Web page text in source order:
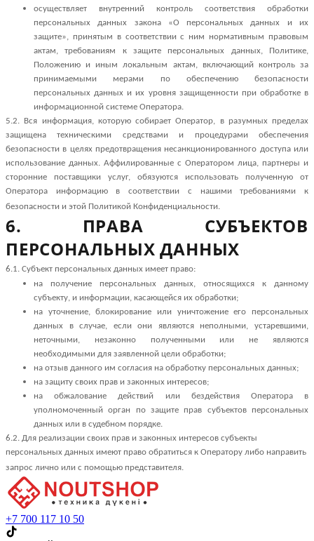
осуществляет внутренний контроль соответствия обработки
персональных данных закона «О персональных данных и их
защите», принятым в соответствии с ним нормативным правовым
актам, требованиям к защите персональных данных, Политике,
Положению и иным локальным актам, включающий контроль за
принимаемыми мерами по обеспечению безопасности
персональных данных и их уровня защищенности при обработке в
информационной системе Оператора.
5.2. Вся информация, которую собирает Оператор, в разумных пределах
защищена техническими средствами и процедурами обеспечения
безопасности в целях предотвращения несанкционированного доступа или
использование данных. Аффилированные с Оператором лица, партнеры и
сторонние поставщики услуг, обязуются использовать полученную от
Оператора информацию в соответствии с нашими требованиями к
безопасности и этой Политикой Конфиденциальности.
6. ПРАВА СУБЪЕКТОВ
ПЕРСОНАЛЬНЫХ ДАННЫХ
6.1. Субъект персональных данных имеет право:
на получение персональных данных, относящихся к данному
субъекту, и информации, касающейся их обработки;
на уточнение, блокирование или уничтожение его персональных
данных в случае, если они являются неполными, устаревшими,
неточными, незаконно полученными или не являются
необходимыми для заявленной цели обработки;
на отзыв данного им согласия на обработку персональных данных;
на защиту своих прав и законных интересов;
на обжалование действий или бездействия Оператора в
уполномоченный орган по защите прав субъектов персональных
данных или в судебном порядке.
6.2. Для реализации своих прав и законных интересов субъекты
персональных данных имеют право обратиться к Оператору либо направить
запрос лично или с помощью представителя.
+7 700 117 10 50